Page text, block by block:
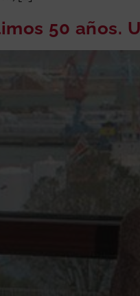
50 años.